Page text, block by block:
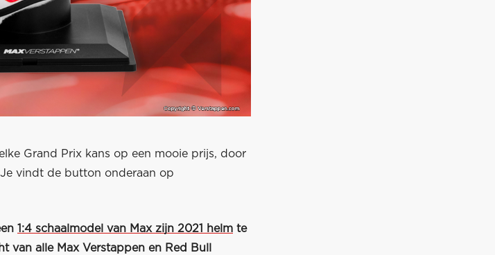
Grand Prix kans op een mooie prijs, door
vindt de button onderaan op
1:4 schaalmodel van Max zijn 2021 helm te
van alle Max Verstappen en Red Bull